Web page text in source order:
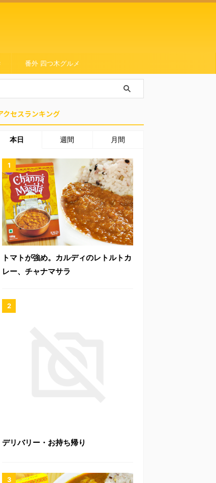
番外 四つ木グルメ
クセスランキング
本日 週間 月間
トマトが強め。カルディのレトルトカ
レー、チャナマサラ
デリバリー・お持ち帰り